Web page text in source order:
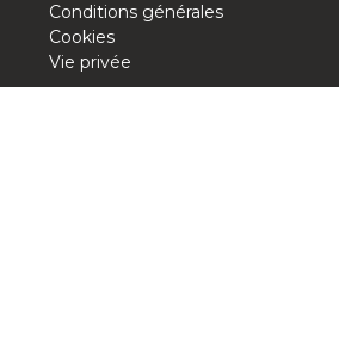
casiers@apeee-bxl1-services.be
BE52 3101 4777 1809
Conditions générales
Cookies
Vie privée